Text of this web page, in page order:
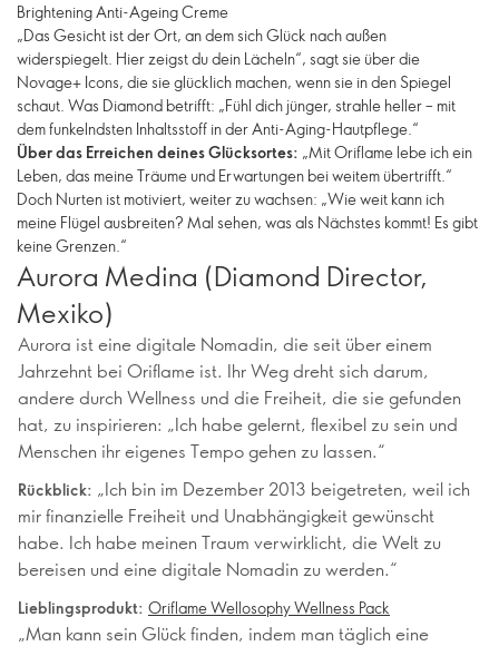
Brightening Anti-Ageing Creme
„Das Gesicht ist der Ort, an dem sich Glück nach außen
widerspiegelt. Hier zeigst du dein Lächeln“, sagt sie über die
Novage+ Icons, die sie glücklich machen, wenn sie in den Spiegel
schaut. Was Diamond betrifft: „Fühl dich jünger, strahle heller – mit
dem funkelndsten Inhaltsstoff in der Anti-Aging-Hautpflege.“
Über das Erreichen deines Glücksortes: „Mit Oriflame lebe ich ein
Leben, das meine Träume und Erwartungen bei weitem übertrifft.“
Doch Nurten ist motiviert, weiter zu wachsen: „Wie weit kann ich
meine Flügel ausbreiten? Mal sehen, was als Nächstes kommt! Es gibt
keine Grenzen.“
Aurora Medina (Diamond Director,
Mexiko)
Aurora ist eine digitale Nomadin, die seit über einem
Jahrzehnt bei Oriflame ist. Ihr Weg dreht sich darum,
andere durch Wellness und die Freiheit, die sie gefunden
hat, zu inspirieren: „Ich habe gelernt, flexibel zu sein und
Menschen ihr eigenes Tempo gehen zu lassen.“
Rückblick: „Ich bin im Dezember 2013 beigetreten, weil ich
mir finanzielle Freiheit und Unabhängigkeit gewünscht
habe. Ich habe meinen Traum verwirklicht, die Welt zu
bereisen und eine digitale Nomadin zu werden.“
Lieblingsprodukt: Oriflame Wellosophy Wellness Pack
„Man kann sein Glück finden, indem man täglich eine